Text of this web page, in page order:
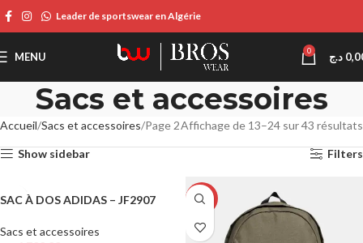
Leader de sportswear en Algérie
MENU 0 د.ج
Sacs et accessoires
Accueil Sacs et accessoires Page 2Affichage de 13–24 sur 43 résultats
Show sidebar Filters
SAC À DOS ADIDAS – JF2907
Sacs et accessoires
-14%